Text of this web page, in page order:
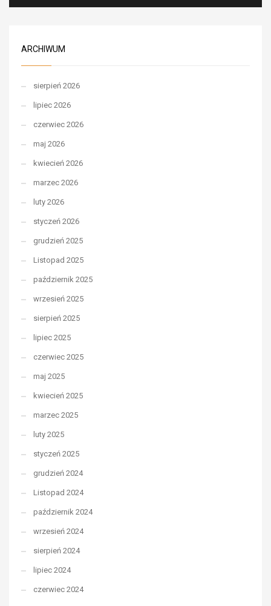
ARCHIWUM
sierpień 2026
lipiec 2026
czerwiec 2026
maj 2026
kwiecień 2026
marzec 2026
luty 2026
styczeń 2026
grudzień 2025
Listopad 2025
październik 2025
wrzesień 2025
sierpień 2025
lipiec 2025
czerwiec 2025
maj 2025
kwiecień 2025
marzec 2025
luty 2025
styczeń 2025
grudzień 2024
Listopad 2024
październik 2024
wrzesień 2024
sierpień 2024
lipiec 2024
czerwiec 2024